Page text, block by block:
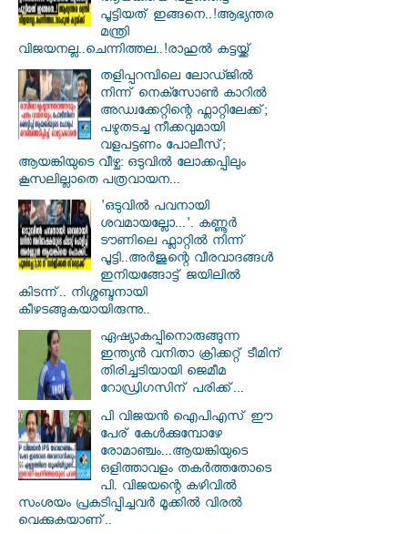
പൂട്ടിയത് ഇങ്ങനെ..!ആഭ്യന്തര
മന്ത്രി
വിജയനല്ല..ചെന്നിത്തല..!രാഹുൽ കട്ടയ്ക്ക്
തളിപ്പറമ്പിലെ ലോഡ്ജിൽ
നിന്ന് നെക്സോൺ കാറിൽ
അഡ്വക്കേറ്റിന്റെ ഫ്ലാറ്റിലേക്ക്;
പഴുതടച്ച നീക്കവുമായി
വളപട്ടണം പോലീസ്;
ആയങ്കിയുടെ വീഴ്ച: ഒടുവിൽ ലോക്കപ്പിലും
കൂസലില്ലാതെ പത്രവായന...
'ഒടുവിൽ പവനായി
ശവമായല്ലോ...'. കണ്ണൂര്‍
ടൗണിലെ ഫ്ലാറ്റിൽ നിന്ന്
പൂട്ടി..അർജുന്റെ വീരവാദങ്ങൾ
ഇനിയങ്ങോട്ട് ജയിലിൽ
കിടന്ന്.. നിശ്ശബ്ദനായി
കീഴടങ്ങുകയായിരുന്നു..
ഏഷ്യാകപ്പിനൊരുങ്ങുന്ന
ഇന്ത്യൻ വനിതാ ക്രിക്കറ്റ് ടീമിന്
തിരിച്ചടിയായി ജെമീമ
റോഡ്രിഗസിന് പരിക്ക്...
പി വിജയന്‍ ഐപിഎസ് ഈ
പേര് കേൾക്കുമ്പോഴേ
രോമാഞ്ചം...ആയങ്കിയുടെ
ഒളിത്താവളം തകര്‍ത്തതോടെ
പി. വിജയന്റെ കഴിവില്‍
സംശയം പ്രകടിപ്പിച്ചവര്‍ മൂക്കില്‍ വിരല്‍
വെക്കുകയാണ്..